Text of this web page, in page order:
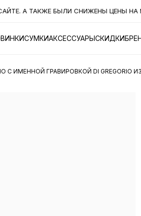
А ТАКЖЕ БЫЛИ СНИЖЕНЫ ЦЕНЫ НА
СУМКИАКСЕССУАРЫСКИДКИ
С ИМЕННОЙ ГРАВИРОВКОЙ DI GREGORIO